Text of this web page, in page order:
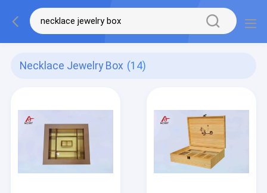
Necklace Jewelry Box (14)